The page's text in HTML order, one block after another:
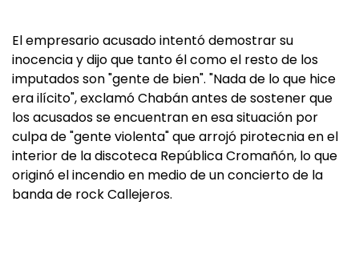
El empresario acusado intentó demostrar su
inocencia y dijo que tanto él como el resto de los
imputados son "gente de bien". "Nada de lo que hice
era ilícito", exclamó Chabán antes de sostener que
los acusados se encuentran en esa situación por
culpa de "gente violenta" que arrojó pirotecnia en el
interior de la discoteca República Cromañón, lo que
originó el incendio en medio de un concierto de la
banda de rock Callejeros.